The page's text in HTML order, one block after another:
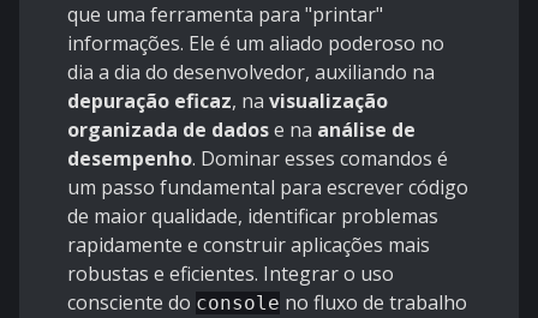
que uma ferramenta para "printar"
informações. Ele é um aliado poderoso no
dia a dia do desenvolvedor, auxiliando na
depuração eficaz, na visualização
organizada de dadose na análise de
desempenho. Dominar esses comandos é
um passo fundamental para escrever código
de maior qualidade, identificar problemas
rapidamente e construir aplicações mais
robustas e eficientes. Integrar o uso
consciente do console no fluxo de trabalho